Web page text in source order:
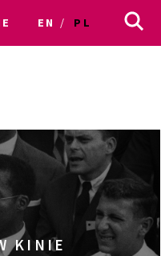
EN PL
KINIE